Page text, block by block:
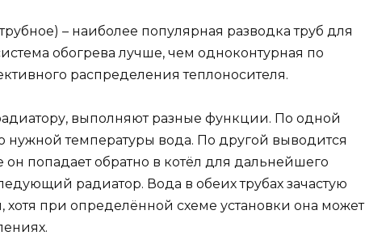
– наиболее популярная разводка труб для
обогрева лучше, чем одноконтурная по
распределения теплоносителя.
выполняют разные функции. По одной
нужной температуры вода. По другой выводится
попадает обратно в котёл для дальнейшего
радиатор. Вода в обеих трубах зачастую
при определённой схеме установки она может